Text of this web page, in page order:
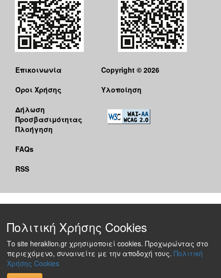
Επικοινωνία
Όροι Χρήσης
Δήλωση
Προσβασιμότητας
Πλοήγηση
FAQs
RSS
Copyright © 2026
Υλοποίηση
Πολιτική Χρήσης Cookies
Το site heraklion.gr χρησιμοποιεί cookies. Προχωρώντας στο
περιεχόμενο, συναινείτε με την αποδοχή τους. Πολιτική
Χρήσης Cookies